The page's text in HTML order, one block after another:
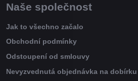
Naše společnost
Jak to všechno začalo
Obchodní podmínky
Odstoupení od smlouvy
Nevyzvednutá objednávka na dobírku